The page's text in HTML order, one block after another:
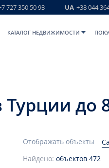
727 350 50 93 UA +38 044
КАТАЛОГ НЕДВИЖИМОСТИ
до
Отображать объекты
Найдено: объектов 472